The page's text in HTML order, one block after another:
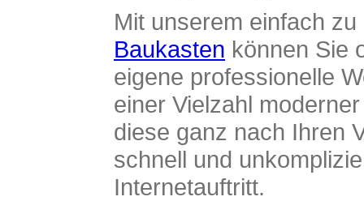
Mit unserem einfach
Baukasten können Sie
eigene professionelle
einer Vielzahl
diese ganz nach Ihren
schnell und
Internetauftritt.